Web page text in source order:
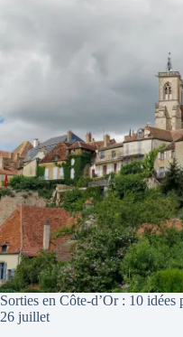
Sorties en Côte-d’Or : 10
26 juillet